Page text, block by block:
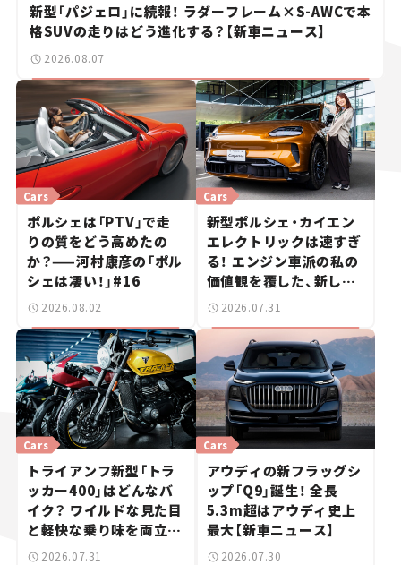
新型「パジェロ」に続報！ ラダーフレーム×S-AWCで本
格SUVの走りはどう進化する？【新車ニュース】
2026.08.07
ポルシェは「PTV」で走
りの質をどう高めたの
か？——河村康彦の「ポル
シェは凄い！」#16
Cars
2026.08.02
新型ポルシェ・カイエン
エレクトリックは速すぎ
る！ エンジン車派の私の
価値観を覆した、新しい
ポルシェの走り。
Cars
2026.07.31
トライアンフ新型「トラ
ッカー400」はどんなバ
イク？ ワイルドな見た目
と軽快な乗り味を両立し
た400ccフラットトラッ
Cars
2026.07.31
アウディの新フラッグシ
ップ「Q9」誕生！ 全長
5.3m超はアウディ史上
最大【新車ニュース】
Cars
2026.07.30